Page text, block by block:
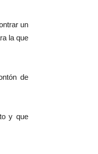
un
la que
de
y que